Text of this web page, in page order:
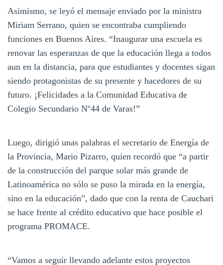
Asimismo, se leyó el mensaje enviado por la ministra
Miriam Serrano, quien se encontraba cumpliendo
funciones en Buenos Aires. “Inaugurar una escuela es
renovar las esperanzas de que la educación llega a todos
aun en la distancia, para que estudiantes y docentes sigan
siendo protagonistas de su presente y hacedores de su
futuro. ¡Felicidades a la Comunidad Educativa de
Colegio Secundario Nº44 de Varas!”
Luego, dirigió unas palabras el secretario de Energía de
la Provincia, Mario Pizarro, quien recordó que “a partir
de la construcción del parque solar más grande de
Latinoamérica no sólo se puso la mirada en la energía,
sino en la educación”, dado que con la renta de Cauchari
se hace frente al crédito educativo que hace posible el
programa PROMACE.
“Vamos a seguir llevando adelante estos proyectos